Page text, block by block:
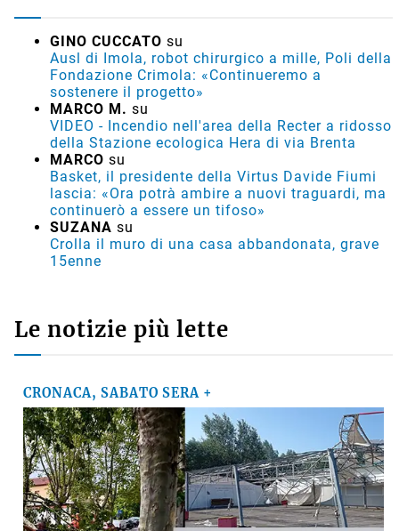
GINO CUCCATO su
Ausl di Imola, robot chirurgico a mille, Poli della
Fondazione Crimola: «Continueremo a
sostenere il progetto»
MARCO M. su
VIDEO - Incendio nell'area della Recter a ridosso
della Stazione ecologica Hera di via Brenta
MARCO su
Basket, il presidente della Virtus Davide Fiumi
lascia: «Ora potrà ambire a nuovi traguardi, ma
continuerò a essere un tifoso»
SUZANA su
Crolla il muro di una casa abbandonata, grave
15enne
Le notizie più lette
CRONACA, SABATO SERA +